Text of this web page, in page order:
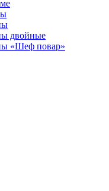
двойные
«Шеф повар»